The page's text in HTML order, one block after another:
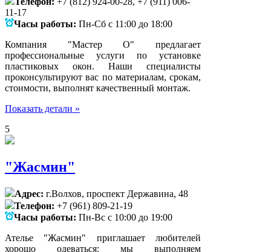
11-17
Часы работы: Пн-Сб с 11:00 до 18:00
Компания "Мастер О" предлагает
профессиональные услуги по установке
пластиковых окон. Наши специалисты
проконсультируют вас по материалам, срокам,
стоимости, выполнят качественный монтаж.
Показать детали »
5
"Жасмин"
Адрес: г.Волхов, проспект Державина, 48
Телефон: +7 (961) 809-21-19
Часы работы: Пн-Вс с 10:00 до 19:00
Ателье "Жасмин" приглашает любителей
хорошо одеваться: мы выполняем